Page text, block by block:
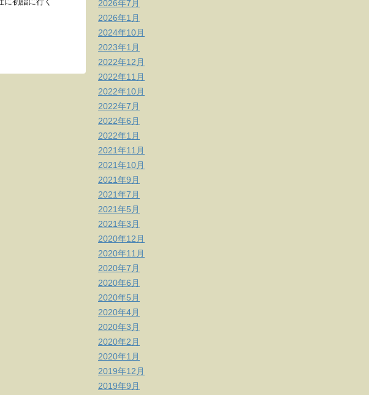
2026年7月
2026年1月
2024年10月
2023年1月
2022年12月
2022年11月
2022年10月
2022年7月
2022年6月
2022年1月
2021年11月
2021年10月
2021年9月
2021年7月
2021年5月
2021年3月
2020年12月
2020年11月
2020年7月
2020年6月
2020年5月
2020年4月
2020年3月
2020年2月
2020年1月
2019年12月
2019年9月